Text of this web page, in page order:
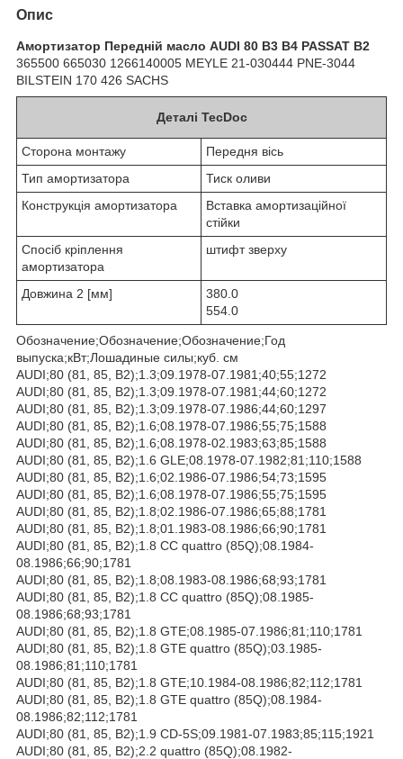
Опис
Амортизатор Передній масло AUDI 80 B3 B4 PASSAT B2
365500 665030 1266140005 MEYLE 21-030444 PNE-3044
BILSTEIN 170 426 SACHS
Деталі TecDoc
Сторона монтажу
Передня вісь
Тип амортизатора
Тиск оливи
Конструкція амортизатора
Вставка амортизаційної
стійки
Спосіб кріплення
амортизатора
штифт зверху
Довжина 2 [мм]
380.0
554.0
Обозначение;Обозначение;Обозначение;Год
выпуска;кВт;Лошадиные силы;куб. см
AUDI;80 (81, 85, B2);1.3;09.1978-07.1981;40;55;1272
AUDI;80 (81, 85, B2);1.3;09.1978-07.1981;44;60;1272
AUDI;80 (81, 85, B2);1.3;09.1978-07.1986;44;60;1297
AUDI;80 (81, 85, B2);1.6;08.1978-07.1986;55;75;1588
AUDI;80 (81, 85, B2);1.6;08.1978-02.1983;63;85;1588
AUDI;80 (81, 85, B2);1.6 GLE;08.1978-07.1982;81;110;1588
AUDI;80 (81, 85, B2);1.6;02.1986-07.1986;54;73;1595
AUDI;80 (81, 85, B2);1.6;08.1978-07.1986;55;75;1595
AUDI;80 (81, 85, B2);1.8;02.1986-07.1986;65;88;1781
AUDI;80 (81, 85, B2);1.8;01.1983-08.1986;66;90;1781
AUDI;80 (81, 85, B2);1.8 CC quattro (85Q);08.1984-
08.1986;66;90;1781
AUDI;80 (81, 85, B2);1.8;08.1983-08.1986;68;93;1781
AUDI;80 (81, 85, B2);1.8 CC quattro (85Q);08.1985-
08.1986;68;93;1781
AUDI;80 (81, 85, B2);1.8 GTE;08.1985-07.1986;81;110;1781
AUDI;80 (81, 85, B2);1.8 GTE quattro (85Q);03.1985-
08.1986;81;110;1781
AUDI;80 (81, 85, B2);1.8 GTE;10.1984-08.1986;82;112;1781
AUDI;80 (81, 85, B2);1.8 GTE quattro (85Q);08.1984-
08.1986;82;112;1781
AUDI;80 (81, 85, B2);1.9 CD-5S;09.1981-07.1983;85;115;1921
AUDI;80 (81, 85, B2);2.2 quattro (85Q);08.1982-